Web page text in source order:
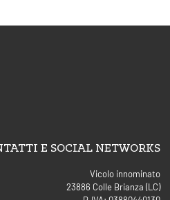
E SOCIAL NETWORKS
Vicolo innominato
23886 Colle Brianza (LC)